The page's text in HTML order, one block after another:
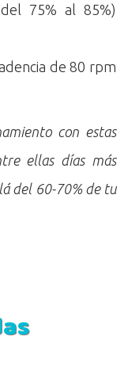
75% al 85%)
de 80 rpm
con estas
ellas días más
del 60-70% de tu